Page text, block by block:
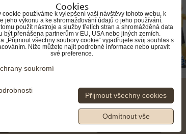
549 Kč
ks DO KOŠÍKU
Cookies
cookie používáme k vylepšení vaší návštěvy tohoto webu, k
jeho výkonu a ke shromažďování údajů o jeho používání.
použít nástroje a služby třetích stran a shromážděná data
být přenášena partnerům v EU, USA nebo jiných zemích.
„Přijmout všechny soubory cookie“ vyjadřujete svůj souhlas s
Níže můžete najít podrobné informace nebo upravit
své preference.
soukromí
Přijmout všechny cookies
Odmítnout vše